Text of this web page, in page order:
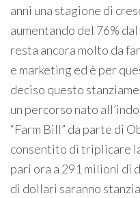
anni una stagione di
aumentando del 76%
resta ancora molto da
e marketing ed è per
deciso questo
un percorso nato
“Farm Bill” da parte di
consentito di triplicare
pari ora a 291 milioni di
di dollari saranno